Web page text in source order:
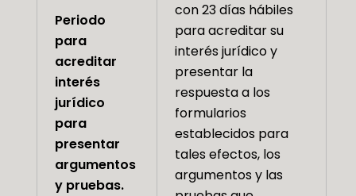
Periodo
para
acreditar
interés
jurídico
para
presentar
argumentos
y pruebas.
con 23 días hábiles
para acreditar su
interés jurídico y
presentar la
respuesta a los
formularios
establecidos para
tales efectos, los
argumentos y las